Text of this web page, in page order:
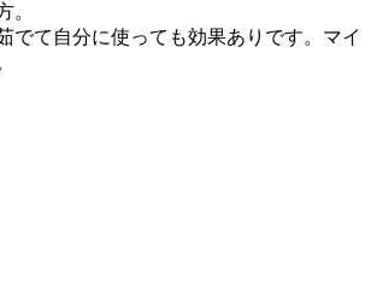
。
でて自分に使っても効果ありです。マイ